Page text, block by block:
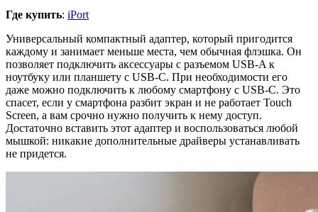
Где купить: iPort
Универсальный компактный адаптер, который пригодится
каждому и занимает меньше места, чем обычная флэшка. Он
позволяет подключить аксессуары с разъемом USB-A к
ноутбуку или планшету с USB-C. При необходимости его
даже можно подключить к любому смартфону с USB-C. Это
спасет, если у смартфона разбит экран и не работает Touch
Screen, а вам срочно нужно получить к нему доступ.
Достаточно вставить этот адаптер и воспользоваться любой
мышкой: никакие дополнительные драйверы устанавливать
не придется.